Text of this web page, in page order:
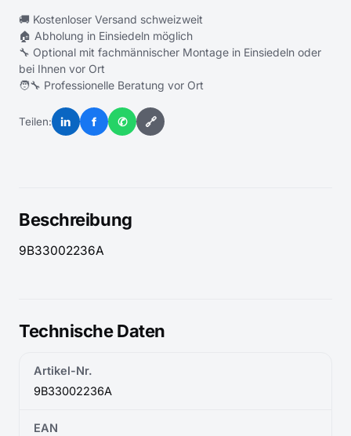
🚚 Kostenloser Versand schweizweit
🏠 Abholung in Einsiedeln möglich
🔧 Optional mit fachmännischer Montage in Einsiedeln oder
bei Ihnen vor Ort
🧑‍🔧 Professionelle Beratung vor Ort
Teilen: in f ✆ 🔗
Beschreibung
9B33002236A
Technische Daten
Artikel-Nr.
9B33002236A
EAN